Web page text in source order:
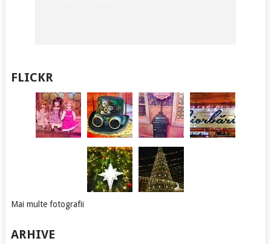
FLICKR
Mai multe fotografii
ARHIVE